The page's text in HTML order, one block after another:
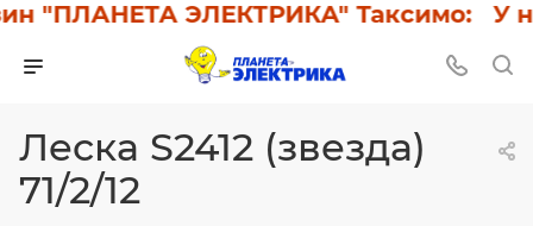
"ПЛАНЕТА ЭЛЕКТРИКА" Таксимо: У
Леска S2412 (звезда)
71/2/12